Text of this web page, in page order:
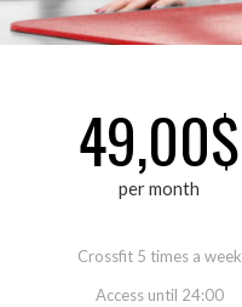
49,00$
per month
Crossfit 5 times a week
Access until 24:00